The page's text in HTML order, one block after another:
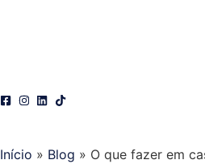
Início » Blog » O que fazer em